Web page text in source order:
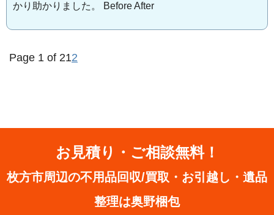
かり助かりました。 Before After
Page 1 of 212
お見積り・ご相談無料！
枚方市周辺の不用品回収/買取・お引越し・遺品
整理は奥野梱包